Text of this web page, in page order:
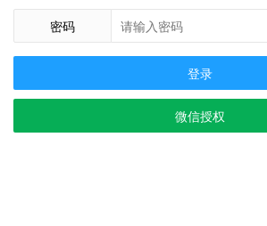
密码
登录
微信授权